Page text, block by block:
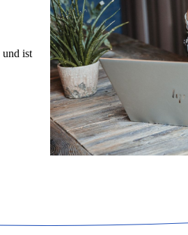
und ist